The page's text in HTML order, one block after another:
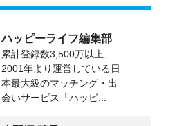
ハッピーライフ編集部
累計登録数3,500万以上、
2001年より運営している日
本最大級のマッチング・出
会いサービス「ハッピ...